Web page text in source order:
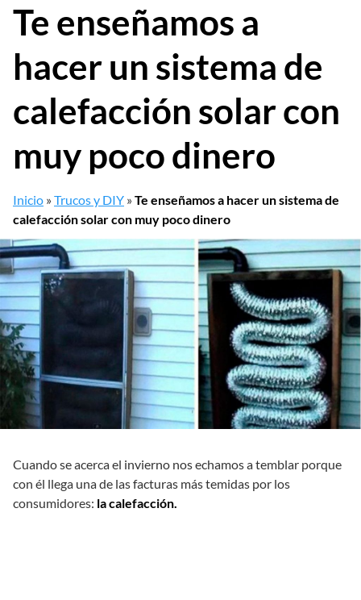
Te enseñamos a
hacer un sistema de
calefacción solar con
muy poco dinero
Inicio »Trucos y DIY »Te enseñamos a hacer un sistema de
calefacción solar con muy poco dinero
Cuando se acerca el invierno nos echamos a temblar porque
con él llega una de las facturas más temidas por los
consumidores: la calefacción.